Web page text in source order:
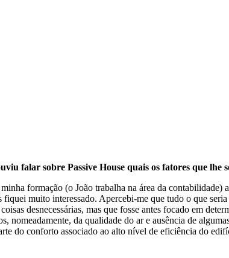
falar sobre Passive House quais os fatores que lhe
formação (o João trabalha na área da
fiquei muito interessado. Apercebi-me que tudo o que
desnecessárias, mas que fosse antes focado em
nomeadamente, da qualidade do ar e ausência de
do conforto associado ao alto nível de eficiência do